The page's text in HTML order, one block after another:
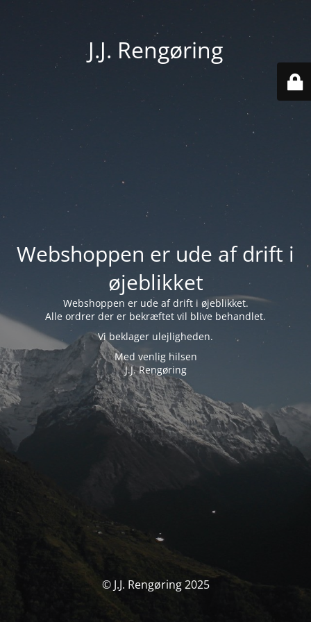
J.J. Rengøring
Webshoppen er ude af drift i
øjeblikket
Webshoppen er ude af drift i øjeblikket.
Alle ordrer der er bekræftet vil blive behandlet.
Vi beklager ulejligheden.
Med venlig hilsen
J.J. Rengøring
© J.J. Rengøring 2025